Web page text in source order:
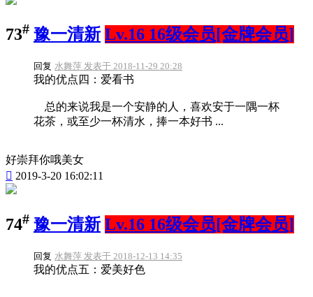
73# 豫一清新 Lv.16 16级会员[金牌会员]
回复 水舞萍 发表于 2018-11-29 20:28
我的优点四：爱看书
总的来说我是一个安静的人，喜欢安于一隅一杯
花茶，或至少一杯清水，捧一本好书 ...
好崇拜你哦美女
 2019-3-20 16:02:11
74# 豫一清新 Lv.16 16级会员[金牌会员]
回复 水舞萍 发表于 2018-12-13 14:35
我的优点五：爱美好色